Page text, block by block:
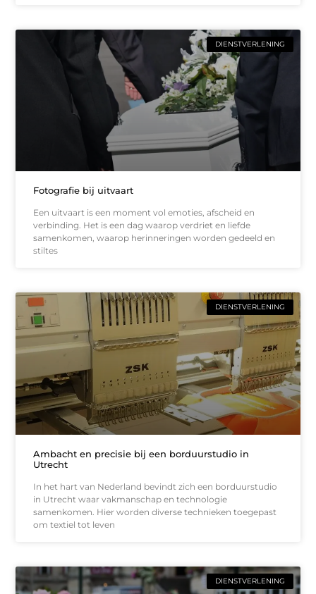
DIENSTVERLENING
Fotografie bij uitvaart
Een uitvaart is een moment vol emoties, afscheid en
verbinding. Het is een dag waarop verdriet en liefde
samenkomen, waarop herinneringen worden gedeeld en
stiltes
DIENSTVERLENING
Ambacht en precisie bij een borduurstudio in
Utrecht
In het hart van Nederland bevindt zich een borduurstudio
in Utrecht waar vakmanschap en technologie
samenkomen. Hier worden diverse technieken toegepast
om textiel tot leven
DIENSTVERLENING